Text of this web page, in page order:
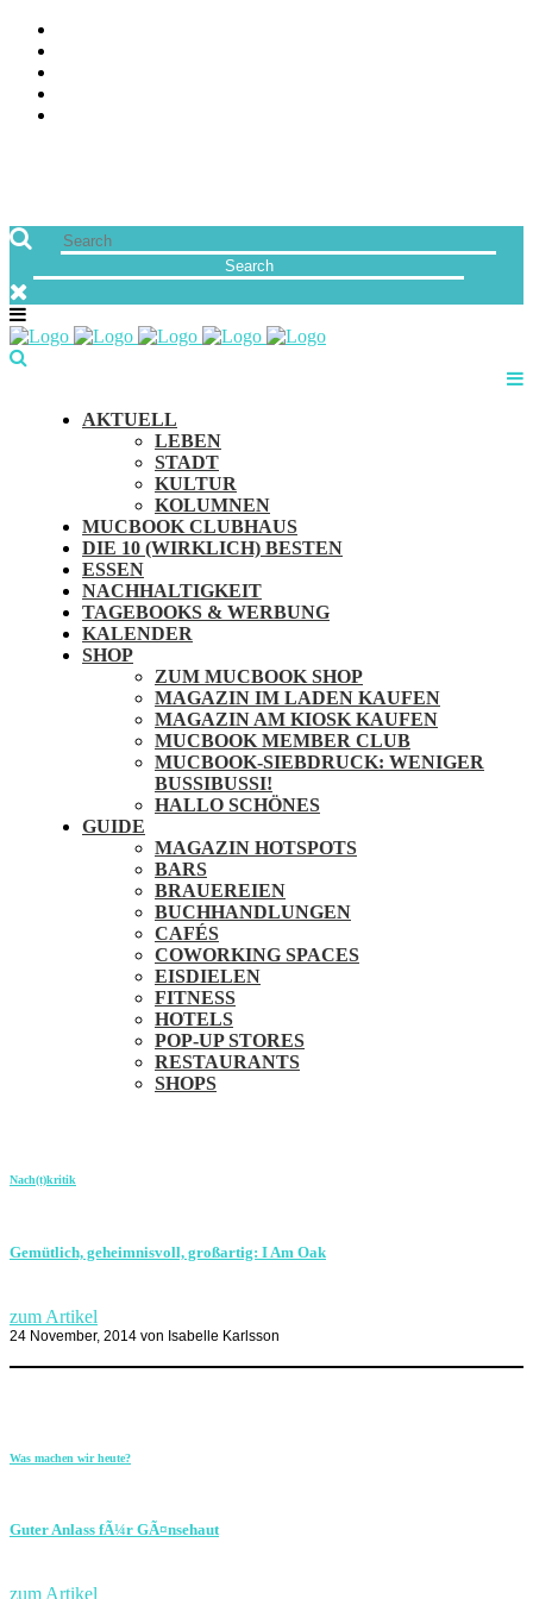
AKTUELL
LEBEN
STADT
KULTUR
KOLUMNEN
MUCBOOK CLUBHAUS
DIE 10 (WIRKLICH) BESTEN
ESSEN
NACHHALTIGKEIT
TAGEBOOKS & WERBUNG
KALENDER
SHOP
ZUM MUCBOOK SHOP
MAGAZIN IM LADEN KAUFEN
MAGAZIN AM KIOSK KAUFEN
MUCBOOK MEMBER CLUB
MUCBOOK-SIEBDRUCK: WENIGER
BUSSIBUSSI!
HALLO SCHÖNES
GUIDE
MAGAZIN HOTSPOTS
BARS
BRAUEREIEN
BUCHHANDLUNGEN
CAFÉS
COWORKING SPACES
EISDIELEN
FITNESS
HOTELS
POP-UP STORES
RESTAURANTS
SHOPS
Nach(t)kritik
Gemütlich, geheimnisvoll, großartig: I Am Oak
zum Artikel
24 November, 2014 von Isabelle Karlsson
Was machen wir heute?
Guter Anlass fÃ¼r GÃ¤nsehaut
zum Artikel